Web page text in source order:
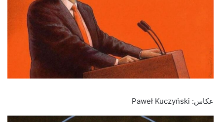
عکاس: Paweł Kuczyński